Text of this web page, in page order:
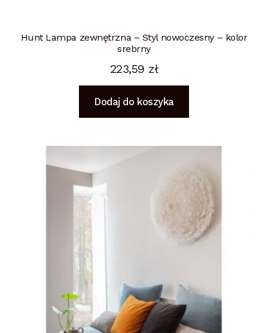
Hunt Lampa zewnętrzna – Styl nowoczesny – kolor
srebrny
223,59 zł
Dodaj do koszyka